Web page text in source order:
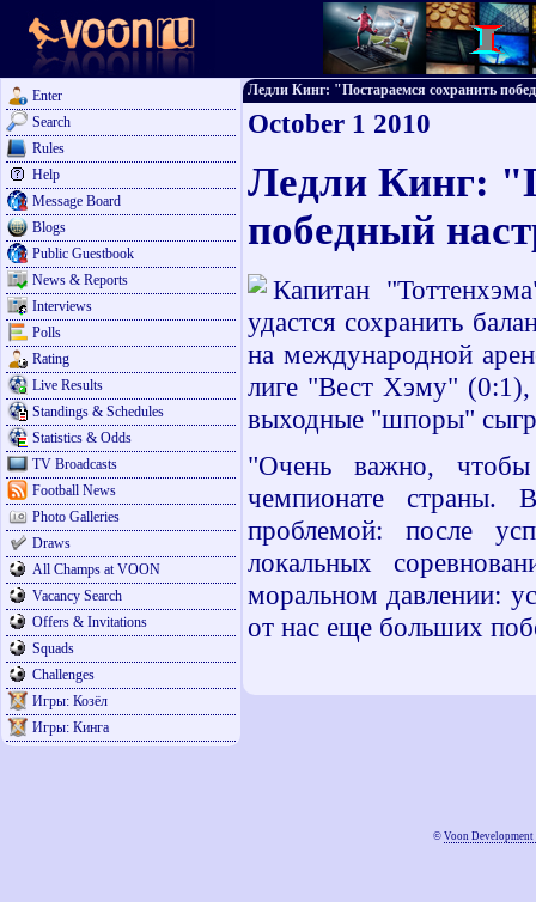
Enter
Search
Rules
Help
Message Board
Blogs
Public Guestbook
News & Reports
Interviews
Polls
Rating
Live Results
Standings & Schedules
Statistics & Odds
TV Broadcasts
Football News
Photo Galleries
Draws
All Champs at VOON
Vacancy Search
Offers & Invitations
Squads
Challenges
Игры: Козёл
Игры: Кинга
Ледли Кинг: "Постараемся сохранить
October 1 2010
Ледли Кинг:
победный
Капитан
удастся сохранить
на международной
лиге "Вест Хэму"
выходные "шпоры"
"Очень важно,
чемпионате страны.
проблемой: после
локальных
моральном давлении:
от нас еще больших
© Voon Development